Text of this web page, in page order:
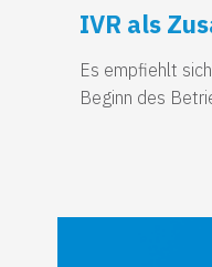
IVR als
Es empfiehlt
Beginn des